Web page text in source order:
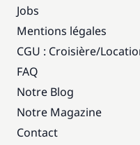
Jobs
Mentions légales
CGU : Croisière/
FAQ
Notre Blog
Notre Magazine
Contact